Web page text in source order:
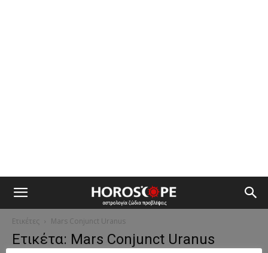
Ετικέτες Mars Conjunct Uranus
Ετικέτα: Mars Conjunct Uranus